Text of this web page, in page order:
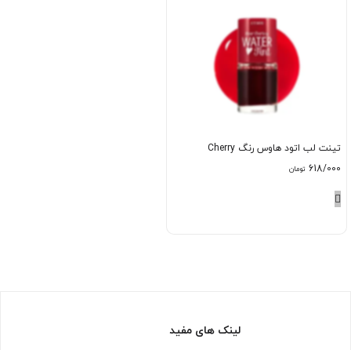
تینت لب اتود هاوس رنگ Cherry
618/000 تومان
لینک های مفید